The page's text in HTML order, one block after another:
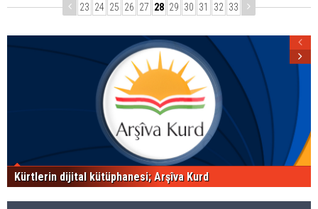
23 24 25 26 27 28 29 30 31 32 33
Kürtlerin dijital kütüphanesi; Arşîva Kurd